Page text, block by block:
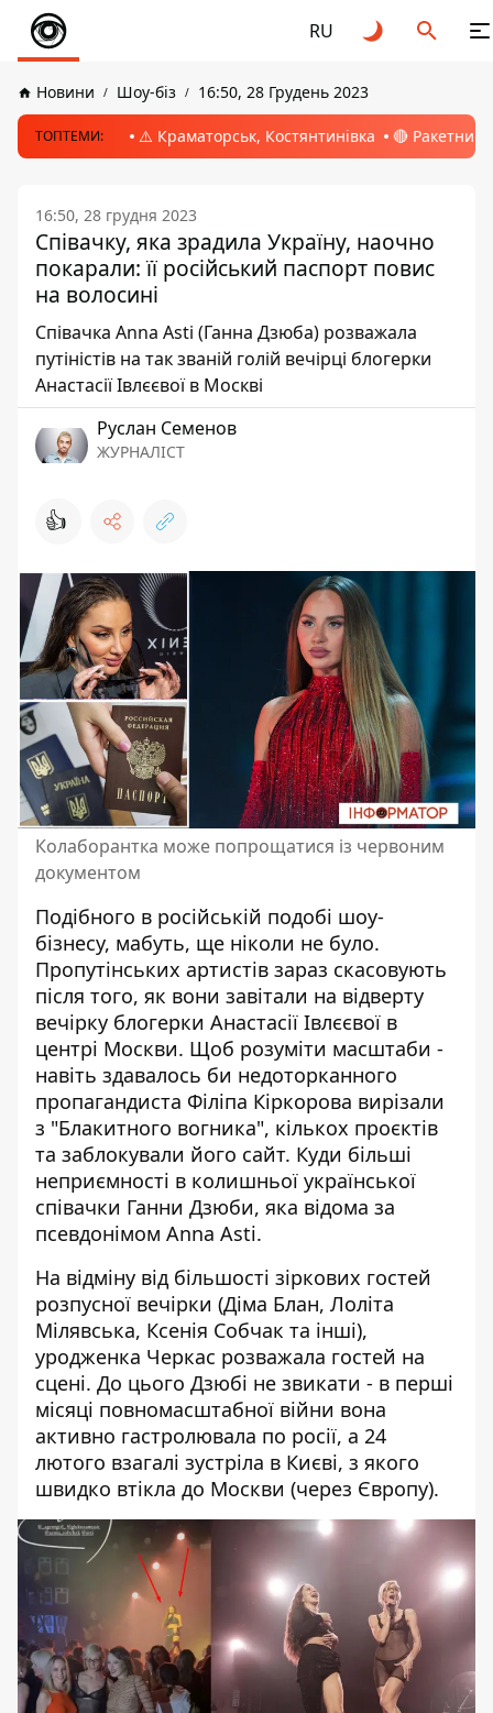
RU
Новини Шоу-біз 16:50, 28 Грудень 2023
ТОПТЕМИ: ⚠️ Краматорськ, Костянтинівка 🔴 Ракетний
16:50, 28 грудня 2023
Співачку, яка зрадила Україну, наочно
покарали: її російський паспорт повис
на волосині
Співачка Anna Asti (Ганна Дзюба) розважала
путіністів на так званій голій вечірці блогерки
Анастасії Івлєєвої в Москві
Руслан Семенов
ЖУРНАЛІСТ
👍
Колаборантка може попрощатися із червоним
документом
Подібного в російській подобі шоу-
бізнесу, мабуть, ще ніколи не було.
Пропутінських артистів зараз скасовують
після того, як вони завітали на відверту
вечірку блогерки Анастасії Івлєєвої в
центрі Москви. Щоб розуміти масштаби -
навіть здавалось би недоторканного
пропагандиста Філіпа Кіркорова вирізали
з "Блакитного вогника", кількох проєктів
та заблокували його сайт. Куди більші
неприємності в колишньої української
співачки Ганни Дзюби, яка відома за
псевдонімом Anna Asti.
На відміну від більшості зіркових гостей
розпусної вечірки (Діма Блан, Лоліта
Мілявська, Ксенія Собчак та інші),
уродженка Черкас розважала гостей на
сцені. До цього Дзюбі не звикати - в перші
місяці повномасштабної війни вона
активно гастролювала по росії, а 24
лютого взагалі зустріла в Києві, з якого
швидко втікла до Москви (через Європу).